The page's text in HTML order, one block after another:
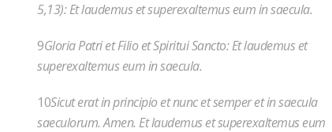
5,13): Et laudemus et superexaltemus eum in saecula.
9Gloria Patri et Filio et Spiritui Sancto: Et laudemus et
superexaltemus eum in saecula.
10Sicut erat in principio et nunc et semper et in saecula
saeculorum. Amen. Et laudemus et superexaltemus eum